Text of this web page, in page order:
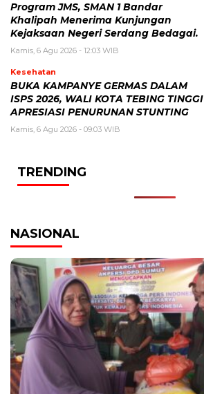
Program JMS, SMAN 1 Bandar
Khalipah Menerima Kunjungan
Kejaksaan Negeri Serdang Bedagai.
Kamis, 6 Agu 2026 - 12:03 WIB
Kesehatan
BUKA KAMPANYE GERMAS DALAM
ISPS 2026, WALI KOTA TEBING TINGGI
APRESIASI PENURUNAN STUNTING
Kamis, 6 Agu 2026 - 09:03 WIB
TRENDING
NASIONAL